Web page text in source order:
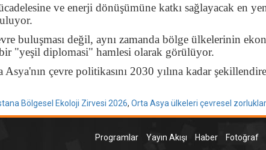
ve enerji dönüşümüne katkı sağlayacak en
buluşması değil, aynı zamanda bölge ülkelerinin
bir "yeşil diplomasi" hamlesi olarak görülüyor.
çevre politikasını 2030 yılına kadar
Bölgesel Ekoloji Zirvesi 2026, Orta Asya ülkeleri çevresel
Programlar Yayın Akışı Haber Fotoğraf